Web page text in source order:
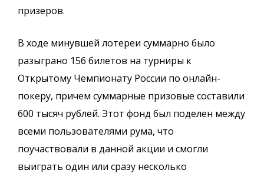
призеров.
В ходе минувшей лотереи суммарно было
разыграно 156 билетов на турниры к
Открытому Чемпионату России по онлайн-
покеру, причем суммарные призовые составили
600 тысяч рублей. Этот фонд был поделен между
всеми пользователями рума, что
поучаствовали в данной акции и смогли
выиграть один или сразу несколько